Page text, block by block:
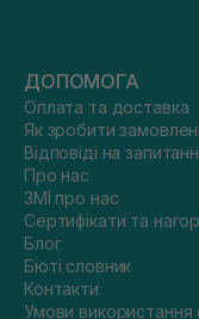
ДОПОМОГА
Оплата та доставка
Як зробити
Відповіді на
Про нас
ЗМІ про нас
Сертифікати та
Блог
Бюті словник
Контакти
Умови використання